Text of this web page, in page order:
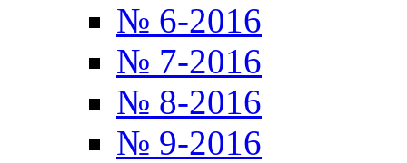
№ 6-2016
№ 7-2016
№ 8-2016
№ 9-2016